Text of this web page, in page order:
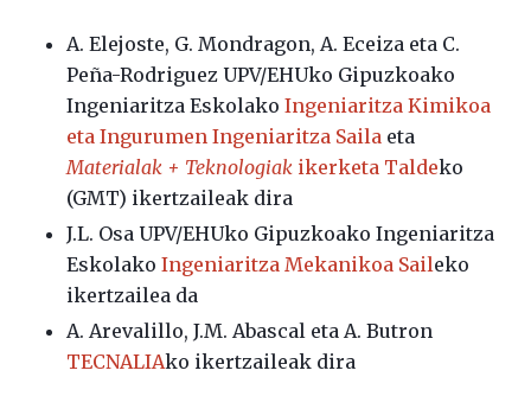
A. Elejoste, G. Mondragon, A. Eceiza eta C.
Peña-Rodriguez UPV/EHUko Gipuzkoako
Ingeniaritza Eskolako Ingeniaritza Kimikoa
eta Ingurumen Ingeniaritza Saila eta
Materialak + Teknologiak ikerketa Taldeko
(GMT) ikertzaileak dira
J.L. Osa UPV/EHUko Gipuzkoako Ingeniaritza
Eskolako Ingeniaritza Mekanikoa Saileko
ikertzailea da
A. Arevalillo, J.M. Abascal eta A. Butron
TECNALIAko ikertzaileak dira